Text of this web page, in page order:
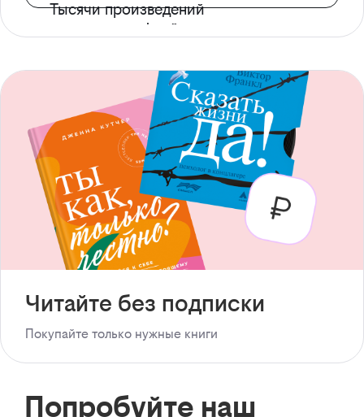
Тысячи произведений
с доступом офлайн
Читайте без подписки
Покупайте только нужные книги
Попробуйте наш